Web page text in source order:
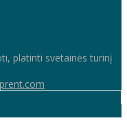
platinti svetainės turinį